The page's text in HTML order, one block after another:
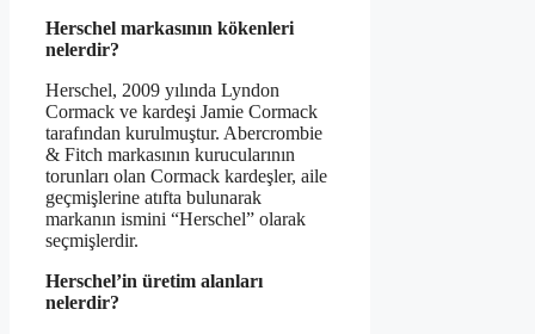
Herschel markasının kökenleri
nelerdir?
Herschel, 2009 yılında Lyndon
Cormack ve kardeşi Jamie Cormack
tarafından kurulmuştur. Abercrombie
& Fitch markasının kurucularının
torunları olan Cormack kardeşler, aile
geçmişlerine atıfta bulunarak
markanın ismini “Herschel” olarak
seçmişlerdir.
Herschel’in üretim alanları
nelerdir?